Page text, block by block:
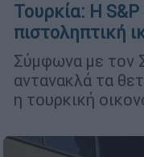
Τουρκία: Η S&P
πιστοληπτική
Σύμφωνα με τον
αντανακλά τα
η τουρκική